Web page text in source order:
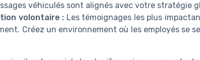
véhiculés sont alignés avec votre stratégie
volontaire : Les témoignages les plus
Créez un environnement où les employés se